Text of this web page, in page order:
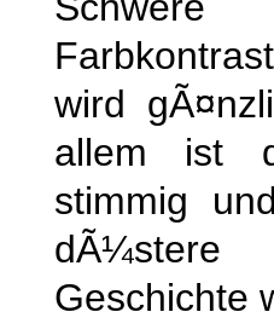
wird
allem ist
stimmig
dÃ¼stere
Geschichte